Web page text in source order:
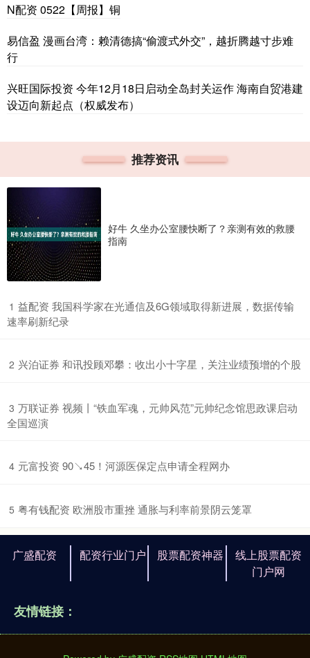
N配资 0522【周报】铜
易信盈 漫画台湾：赖清德搞“偷渡式外交”，越折腾越寸步难
行
兴旺国际投资 今年12月18日启动全岛封关运作 海南自贸港建
设迈向新起点（权威发布）
推荐资讯
好牛 久坐办公室腰快断了？亲测有效的救腰
指南
1 ​益配资 我国科学家在光通信及6G领域取得新进展，数据传输
速率刷新纪录
2 ​兴泊证券 和讯投顾邓攀：收出小十字星，关注业绩预增的个股
3 ​万联证券 视频丨“铁血军魂，元帅风范”元帅纪念馆思政课启动
全国巡演
4 ​元富投资 90↘45！河源医保定点申请全程网办
5 ​粤有钱配资 欧洲股市重挫 通胀与利率前景阴云笼罩
广盛配资 配资行业门户 股票配资神器
线上股票配资
门户网
友情链接：